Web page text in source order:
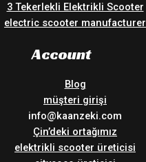
3 Tekerlekli Elektrikli Scooter
electric scooter manufacturer
Account
Blog
müşteri girişi
info@kaanzeki.com
Çin’deki ortağımız
elektrikli scooter üreticisi